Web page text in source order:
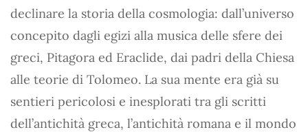
declinare la storia della cosmologia: dall’universo
concepito dagli egizi alla musica delle sfere dei
greci, Pitagora ed Eraclide, dai padri della Chiesa
alle teorie di Tolomeo. La sua mente era già su
sentieri pericolosi e inesplorati tra gli scritti
dell’antichità greca, l’antichità romana e il mondo